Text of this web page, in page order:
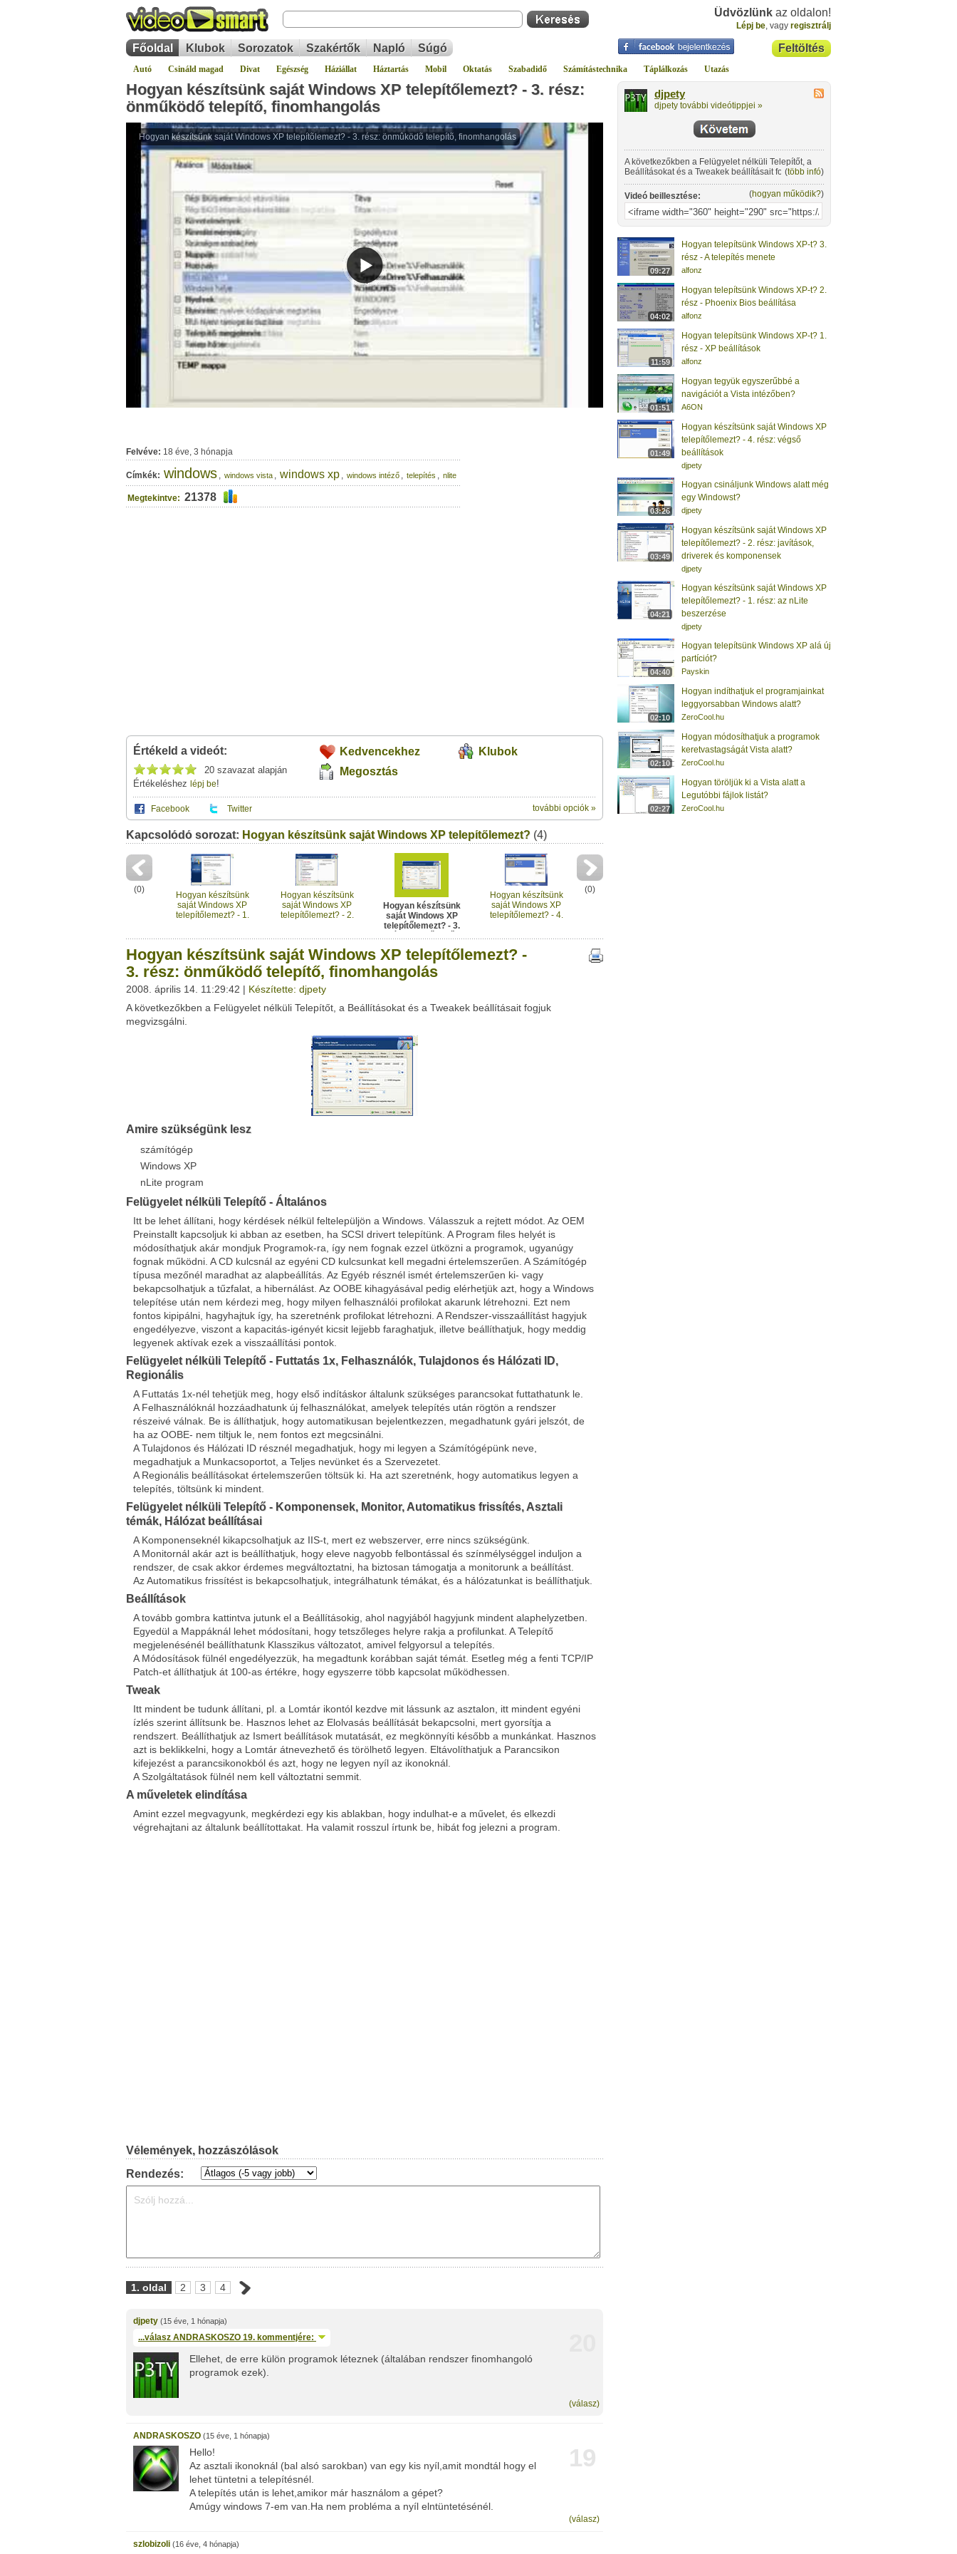
Üdvözlünk az oldalon!
Lépj be, vagy regisztrálj
Feltöltés
Főoldal Klubok Sorozatok Szakértők Napló Súgó
Autó Csináld magad Divat Egészség Háziállat Háztartás Mobil Oktatás Szabadidő Számítástechnika Táplálkozás Utazás
Hogyan készítsünk saját Windows XP telepítőlemezt? - 3. rész:
önműködő telepítő, finomhangolás
Felvéve: 18 éve, 3 hónapja
Címkék: windows , windows vista , windows xp , windows intéző , telepítés , nlite
Megtekintve: 21378
Értékeld a videót:
20 szavazat alapján
Értékeléshez lépj be!
Kedvencekhez
Klubok
Megosztás
Facebook Twitter további opciók »
A(z) "Hogyan készítsünk saját Windows XP telepítőlemezt? - 3. rész: önműködő telepítő, finomhangolás"
című videótippmegosztásához használhatod a saját leveleződet,vagyezt a felületet:
Neved:
E-mail címed:
Címzett e-mail címe:
Üzenet (opcionális):
Facebook Twitter
Del.icio.us
Live
Ez a videótipp a következő klub(ok)ba tartozik:
számításitechika
Windows Tippek-Trükkök
Ha van egy kis időd,nézz szét meglévő klubjaink között
Kapcsolódó sorozat: Hogyan készítsünk saját Windows XP telepítőlemezt? (4)
(0)
Hogyan készítsünk
saját Windows XP
telepítőlemezt? - 1.
Hogyan készítsünk
saját Windows XP
telepítőlemezt? - 2.
Hogyan készítsünk
saját Windows XP
telepítőlemezt? - 3.
finomhangolás
Hogyan készítsünk
saját Windows XP
telepítőlemezt? - 4.
(0)
Hogyan készítsünk saját Windows XP telepítőlemezt? -
3. rész: önműködő telepítő, finomhangolás
2008. április 14. 11:29:42 | Készítette: djpety
A következőkben a Felügyelet nélküli Telepítőt, a Beállításokat és a Tweakek beállításait fogjuk
megvizsgálni.
Amire szükségünk lesz
számítógép
Windows XP
nLite program
Felügyelet nélküli Telepítő - Általános
Itt be lehet állítani, hogy kérdések nélkül feltelepüljön a Windows. Válasszuk a rejtett módot. Az OEM
Preinstallt kapcsoljuk ki abban az esetben, ha SCSI drivert telepítünk. A Program files helyét is
módosíthatjuk akár mondjuk Programok-ra, így nem fognak ezzel ütközni a programok, ugyanúgy
fognak működni. A CD kulcsnál az egyéni CD kulcsunkat kell megadni értelemszerűen. A Számítógép
típusa mezőnél maradhat az alapbeállítás. Az Egyéb résznél ismét értelemszerűen ki- vagy
bekapcsolhatjuk a tűzfalat, a hibernálást. Az OOBE kihagyásával pedig elérhetjük azt, hogy a Windows
telepítése után nem kérdezi meg, hogy milyen felhasználói profilokat akarunk létrehozni. Ezt nem
fontos kipipálni, hagyhajtuk így, ha szeretnénk profilokat létrehozni. A Rendszer-visszaállítást hagyjuk
engedélyezve, viszont a kapacitás-igényét kicsit lejjebb faraghatjuk, illetve beállíthatjuk, hogy meddig
legyenek aktívak ezek a visszaállítási pontok.
Felügyelet nélküli Telepítő - Futtatás 1x, Felhasználók, Tulajdonos és Hálózati ID,
Regionális
A Futtatás 1x-nél tehetjük meg, hogy első indításkor általunk szükséges parancsokat futtathatunk le.
A Felhasználóknál hozzáadhatunk új felhasználókat, amelyek telepítés után rögtön a rendszer
részeivé válnak. Be is állíthatjuk, hogy automatikusan bejelentkezzen, megadhatunk gyári jelszót, de
ha az OOBE- nem tiltjuk le, nem fontos ezt megcsinálni.
A Tulajdonos és Hálózati ID résznél megadhatjuk, hogy mi legyen a Számítógépünk neve,
megadhatjuk a Munkacsoportot, a Teljes nevünket és a Szervezetet.
A Regionális beállításokat értelemszerűen töltsük ki. Ha azt szeretnénk, hogy automatikus legyen a
telepítés, töltsünk ki mindent.
Felügyelet nélküli Telepítő - Komponensek, Monitor, Automatikus frissítés, Asztali
témák, Hálózat beállításai
A Komponenseknél kikapcsolhatjuk az IIS-t, mert ez webszerver, erre nincs szükségünk.
A Monitornál akár azt is beállíthatjuk, hogy eleve nagyobb felbontással és színmélységgel induljon a
rendszer, de csak akkor érdemes megváltoztatni, ha biztosan támogatja a monitorunk a beállítást.
Az Automatikus frissítést is bekapcsolhatjuk, integrálhatunk témákat, és a hálózatunkat is beállíthatjuk.
Beállítások
A tovább gombra kattintva jutunk el a Beállításokig, ahol nagyjából hagyjunk mindent alaphelyzetben.
Egyedül a Mappáknál lehet módosítani, hogy tetszőleges helyre rakja a profilunkat. A Telepítő
megjelenésénél beállíthatunk Klasszikus változatot, amivel felgyorsul a telepítés.
A Módosítások fülnél engedélyezzük, ha megadtunk korábban saját témát. Esetleg még a fenti TCP/IP
Patch-et állíthatjuk át 100-as értékre, hogy egyszerre több kapcsolat működhessen.
Tweak
Itt mindent be tudunk állítani, pl. a Lomtár ikontól kezdve mit lássunk az asztalon, itt mindent egyéni
ízlés szerint állítsunk be. Hasznos lehet az Elolvasás beállítását bekapcsolni, mert gyorsítja a
rendszert. Beállíthatjuk az Ismert beállítások mutatását, ez megkönnyíti később a munkánkat. Hasznos
azt is beklikkelni, hogy a Lomtár átnevezhető és törölhető legyen. Eltávolíthatjuk a Parancsikon
kifejezést a parancsikonokból és azt, hogy ne legyen nyíl az ikonoknál.
A Szolgáltatások fülnél nem kell változtatni semmit.
A műveletek elindítása
Amint ezzel megvagyunk, megkérdezi egy kis ablakban, hogy indulhat-e a művelet, és elkezdi
végrehajtani az általunk beállítottakat. Ha valamit rosszul írtunk be, hibát fog jelezni a program.
Vélemények, hozzászólások
Rendezés:
1. oldal 2 3 4
djpety (15 éve, 1 hónapja)
...válasz ANDRASKOSZO 19. kommentjére:
Ellehet, de erre külön programok léteznek (általában rendszer finomhangoló
programok ezek).
(válasz)
ANDRASKOSZO (15 éve, 1 hónapja)
19
Hello!
Az asztali ikonoknál (bal alsó sarokban) van egy kis nyíl,amit mondtál hogy el
lehet tüntetni a telepítésnél.
A telepítés után is lehet,amikor már használom a gépet?
Amúgy windows 7-em van.Ha nem probléma a nyíl elntüntetésénél.
(válasz)
szlobizoli (16 éve, 4 hónapja)
djpety
djpety további videótippjei »
A következőkben a Felügyelet nélküli Telepítőt, a
Beállításokat és a Tweakek beállításait fogjuk
megvizsgálni.
(több infó)
Videó beillesztése: (hogyan működik?)
09:27
Hogyan telepítsünk Windows XP-t? 3.
rész - A telepítés menete
alfonz
04:02
Hogyan telepítsünk Windows XP-t? 2.
rész - Phoenix Bios beállítása
alfonz
11:59
Hogyan telepítsünk Windows XP-t? 1.
rész - XP beállítások
alfonz
01:51
Hogyan tegyük egyszerűbbé a
navigációt a Vista intézőben?
A6ON
01:49
Hogyan készítsünk saját Windows XP
telepítőlemezt? - 4. rész: végső
beállítások
djpety
03:26
Hogyan csináljunk Windows alatt még
egy Windowst?
djpety
03:49
Hogyan készítsünk saját Windows XP
telepítőlemezt? - 2. rész: javítások,
driverek és komponensek
djpety
04:21
Hogyan készítsünk saját Windows XP
telepítőlemezt? - 1. rész: az nLite
beszerzése
djpety
04:40
Hogyan telepítsünk Windows XP alá új
partíciót?
Payskin
02:10
Hogyan indíthatjuk el programjainkat
leggyorsabban Windows alatt?
ZeroCool.hu
02:10
Hogyan módosíthatjuk a programok
keretvastagságát Vista alatt?
ZeroCool.hu
02:27
Hogyan töröljük ki a Vista alatt a
Legutóbbi fájlok listát?
ZeroCool.hu